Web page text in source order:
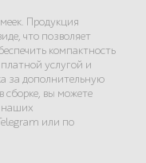
Продукция
что позволяет
компактность
услугой и
за дополнительную
сборке, вы можете
наших
или по